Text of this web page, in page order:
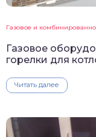
Газовое и
Газовое
горелки для
Читать далее